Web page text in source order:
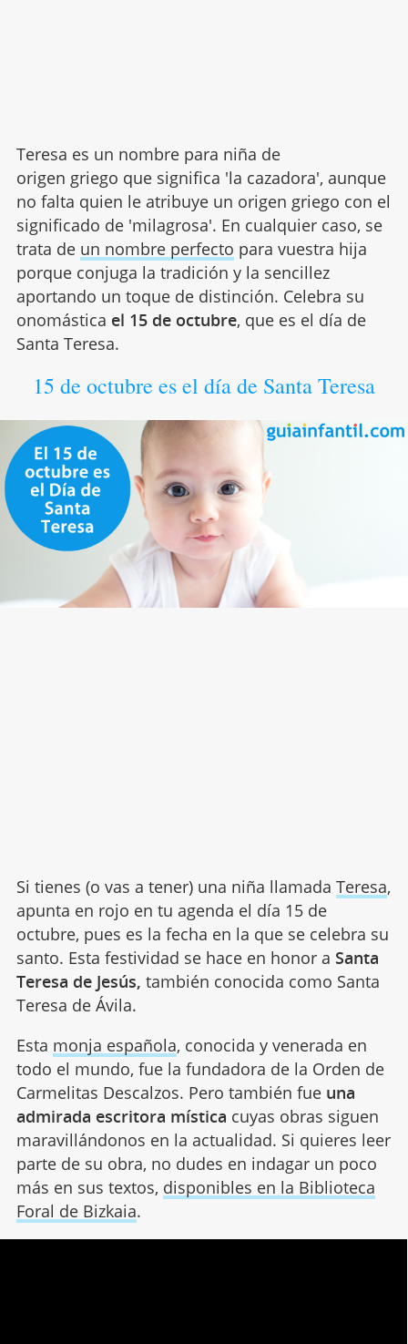
Teresa es un nombre para niña de
origen griego que significa 'la cazadora', aunque
no falta quien le atribuye un origen griego con el
significado de 'milagrosa'. En cualquier caso, se
trata de un nombre perfecto para vuestra hija
porque conjuga la tradición y la sencillez
aportando un toque de distinción. Celebra su
onomástica el 15 de octubre, que es el día de
Santa Teresa.
15 de octubre es el día de Santa Teresa
Si tienes (o vas a tener) una niña llamada Teresa,
apunta en rojo en tu agenda el día 15 de
octubre, pues es la fecha en la que se celebra su
santo. Esta festividad se hace en honor a Santa
Teresa de Jesús, también conocida como Santa
Teresa de Ávila.
Esta monja española, conocida y venerada en
todo el mundo, fue la fundadora de la Orden de
Carmelitas Descalzos. Pero también fueuna
admirada escritora mística cuyas obras siguen
maravillándonos en la actualidad. Si quieres leer
parte de su obra, no dudes en indagar un poco
más en sus textos, disponibles en la Biblioteca
Foral de Bizkaia.